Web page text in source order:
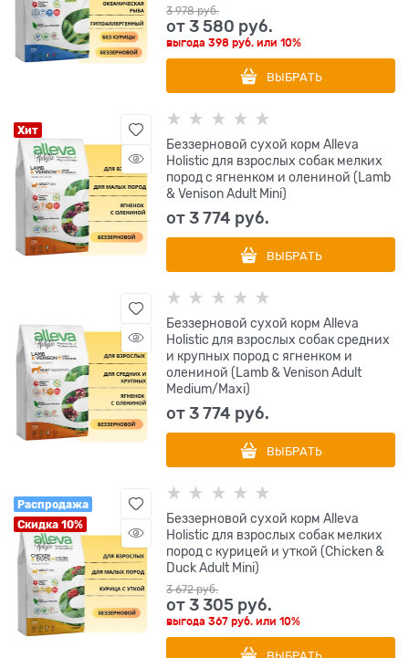
3 978 руб.
от3 580 руб.
выгода398 руб. или10%
ВЫБРАТЬ
Хит
Беззерновой сухой корм Alleva
Holistic для взрослых собак мелких
пород с ягненком и олениной (Lamb
& Venison Adult Mini)
от3 774 руб.
ВЫБРАТЬ
Беззерновой сухой корм Alleva
Holistic для взрослых собак средних
и крупных пород с ягненком и
олениной (Lamb & Venison Adult
Medium/Maxi)
от3 774 руб.
ВЫБРАТЬ
Распродажа
Скидка 10%
Беззерновой сухой корм Alleva
Holistic для взрослых собак мелких
пород с курицей и уткой (Chicken &
Duck Adult Mini)
3 672 руб.
от3 305 руб.
выгода367 руб. или10%